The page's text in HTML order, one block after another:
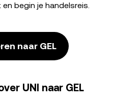
begin je handelsreis.
naar GEL
UNI naar GEL